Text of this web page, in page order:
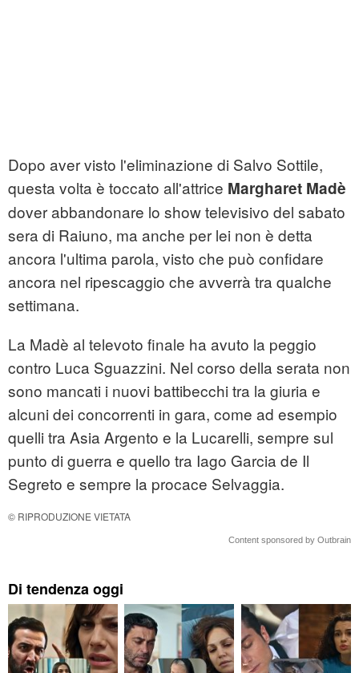
Dopo aver visto l'eliminazione di Salvo Sottile,
questa volta è toccato all'attrice Margharet Madè
dover abbandonare lo show televisivo del sabato
sera di Raiuno, ma anche per lei non è detta
ancora l'ultima parola, visto che può confidare
ancora nel ripescaggio che avverrà tra qualche
settimana.
La Madè al televoto finale ha avuto la peggio
contro Luca Sguazzini. Nel corso della serata non
sono mancati i nuovi battibecchi tra la giuria e
alcuni dei concorrenti in gara, come ad esempio
quelli tra Asia Argento e la Lucarelli, sempre sul
punto di guerra e quello tra Iago Garcia de Il
Segreto e sempre la procace Selvaggia.
© RIPRODUZIONE VIETATA
Content sponsored by Outbrain
Di tendenza oggi